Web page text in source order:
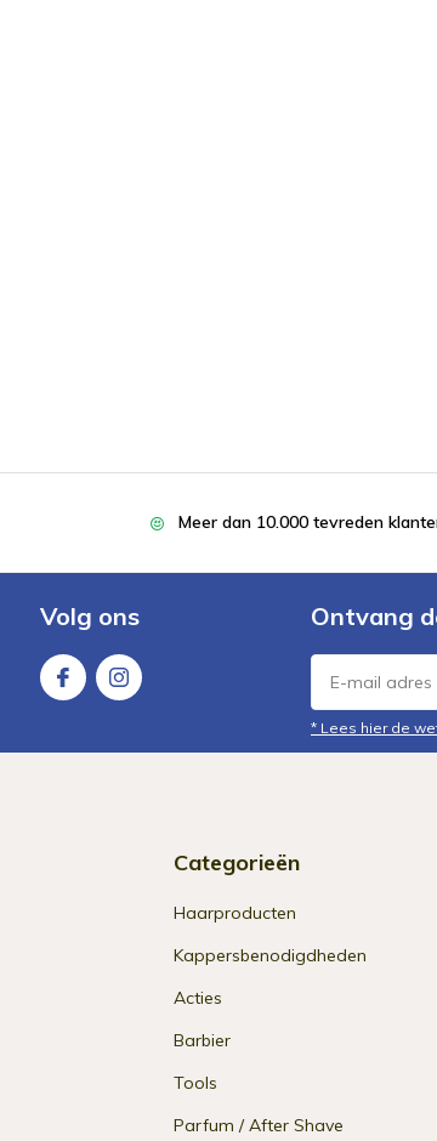
Meer dan 10.000 tevreden
Volg ons Ontvang
* Lees hier de
Categorieën
Haarproducten
Kappersbenodigdheden
Acties
Barbier
Tools
Parfum / After Shave